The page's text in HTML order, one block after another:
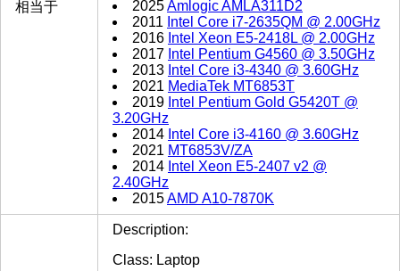
相当于
2025Amlogic AMLA311D2
2011 Intel Core i7-2635QM @ 2.00GHz
2016 Intel Xeon E5-2418L @ 2.00GHz
2017 Intel Pentium G4560 @ 3.50GHz
2013 Intel Core i3-4340 @ 3.60GHz
2021 MediaTek MT6853T
2019 Intel Pentium Gold G5420T @
3.20GHz
2014 Intel Core i3-4160 @ 3.60GHz
2021 MT6853V/ZA
2014 Intel Xeon E5-2407 v2 @
2.40GHz
2015AMD A10-7870K
Description:
Class: Laptop